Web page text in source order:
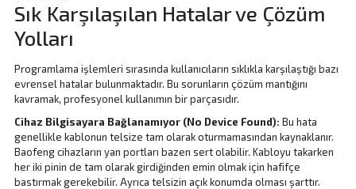
Sık Karşılaşılan Hatalar ve Çözüm
Yolları
Programlama işlemleri sırasında kullanıcıların sıklıkla karşılaştığı bazı
evrensel hatalar bulunmaktadır. Bu sorunların çözüm mantığını
kavramak, profesyonel kullanımın bir parçasıdır.
Cihaz Bilgisayara Bağlanamıyor (No Device Found): Bu hata
genellikle kablonun telsize tam olarak oturmamasından kaynaklanır.
Baofeng cihazların yan portları bazen sert olabilir. Kabloyu takarken
her iki pinin de tam olarak girdiğinden emin olmak için hafifçe
bastırmak gerekebilir. Ayrıca telsizin açık konumda olması şarttır.